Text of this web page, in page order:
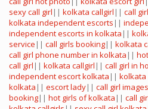
sexy call girl || kolkata callgirl || call
kolkata independent escorts ||
independent escorts in kolkata ||
service || call girls booking|| kolkata
call girl phone number in kolkata ||
call girl || kolkata callgirl || call girl in
independent escort kolkata || kolkata
kolkata || escort lady|| call girl
booking|| hot girls of kolkata || call